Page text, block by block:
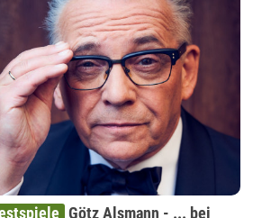
Götz Alsmann - ... bei